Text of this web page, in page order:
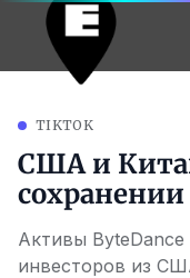
TIKTOK
США и
Активы ByteDance
инвесторов из